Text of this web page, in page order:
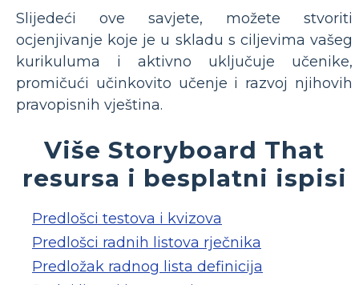
Slijedeći ove savjete, možete stvoriti
ocjenjivanje koje je u skladu s ciljevima vašeg
kurikuluma i aktivno uključuje učenike,
promičući učinkovito učenje i razvoj njihovih
pravopisnih vještina.
Više Storyboard That
resursa i besplatni ispisi
Predlošci testova i kvizova
Predlošci radnih listova rječnika
Predložak radnog lista definicija